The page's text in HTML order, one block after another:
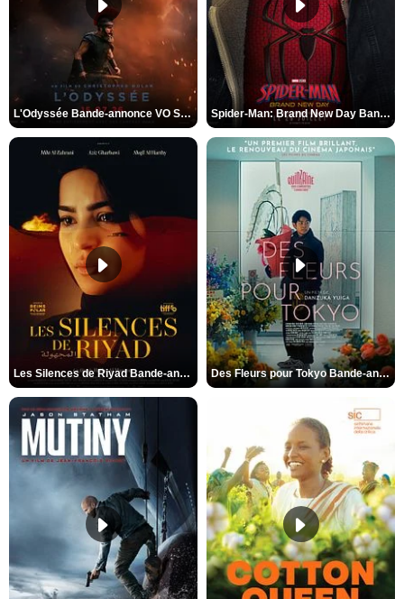
L'Odyssée Bande-annonce VO STFR Spider-Man: Brand New Day Bande-annonce VO STFR
Les Silences de Riyad Bande-annonce VO STFR Des Fleurs pour Tokyo Bande-annonce VO STFR